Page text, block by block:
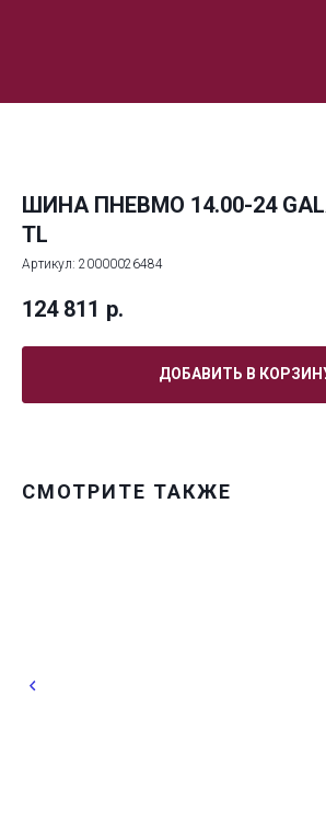
ШИНА ПНЕВМО 14.00-24
TL
Артикул: 20000026484
124 811 р.
ДОБАВИТЬ В
СМОТРИТЕ ТАКЖЕ